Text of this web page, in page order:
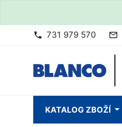
phone 731 979 570 mail_outline
KATALOG ZBOŽÍ